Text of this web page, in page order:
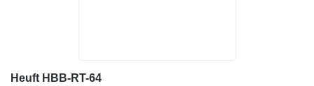
Heuft HBB-RT-64